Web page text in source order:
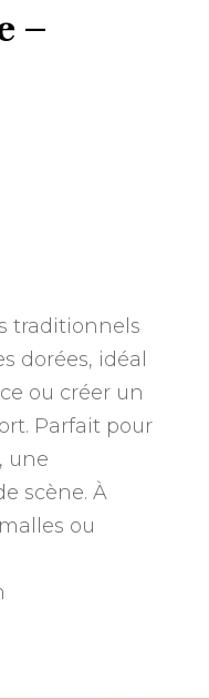
–
traditionnels
dorées, idéal
ou créer un
Parfait pour
une
scène. À
ou